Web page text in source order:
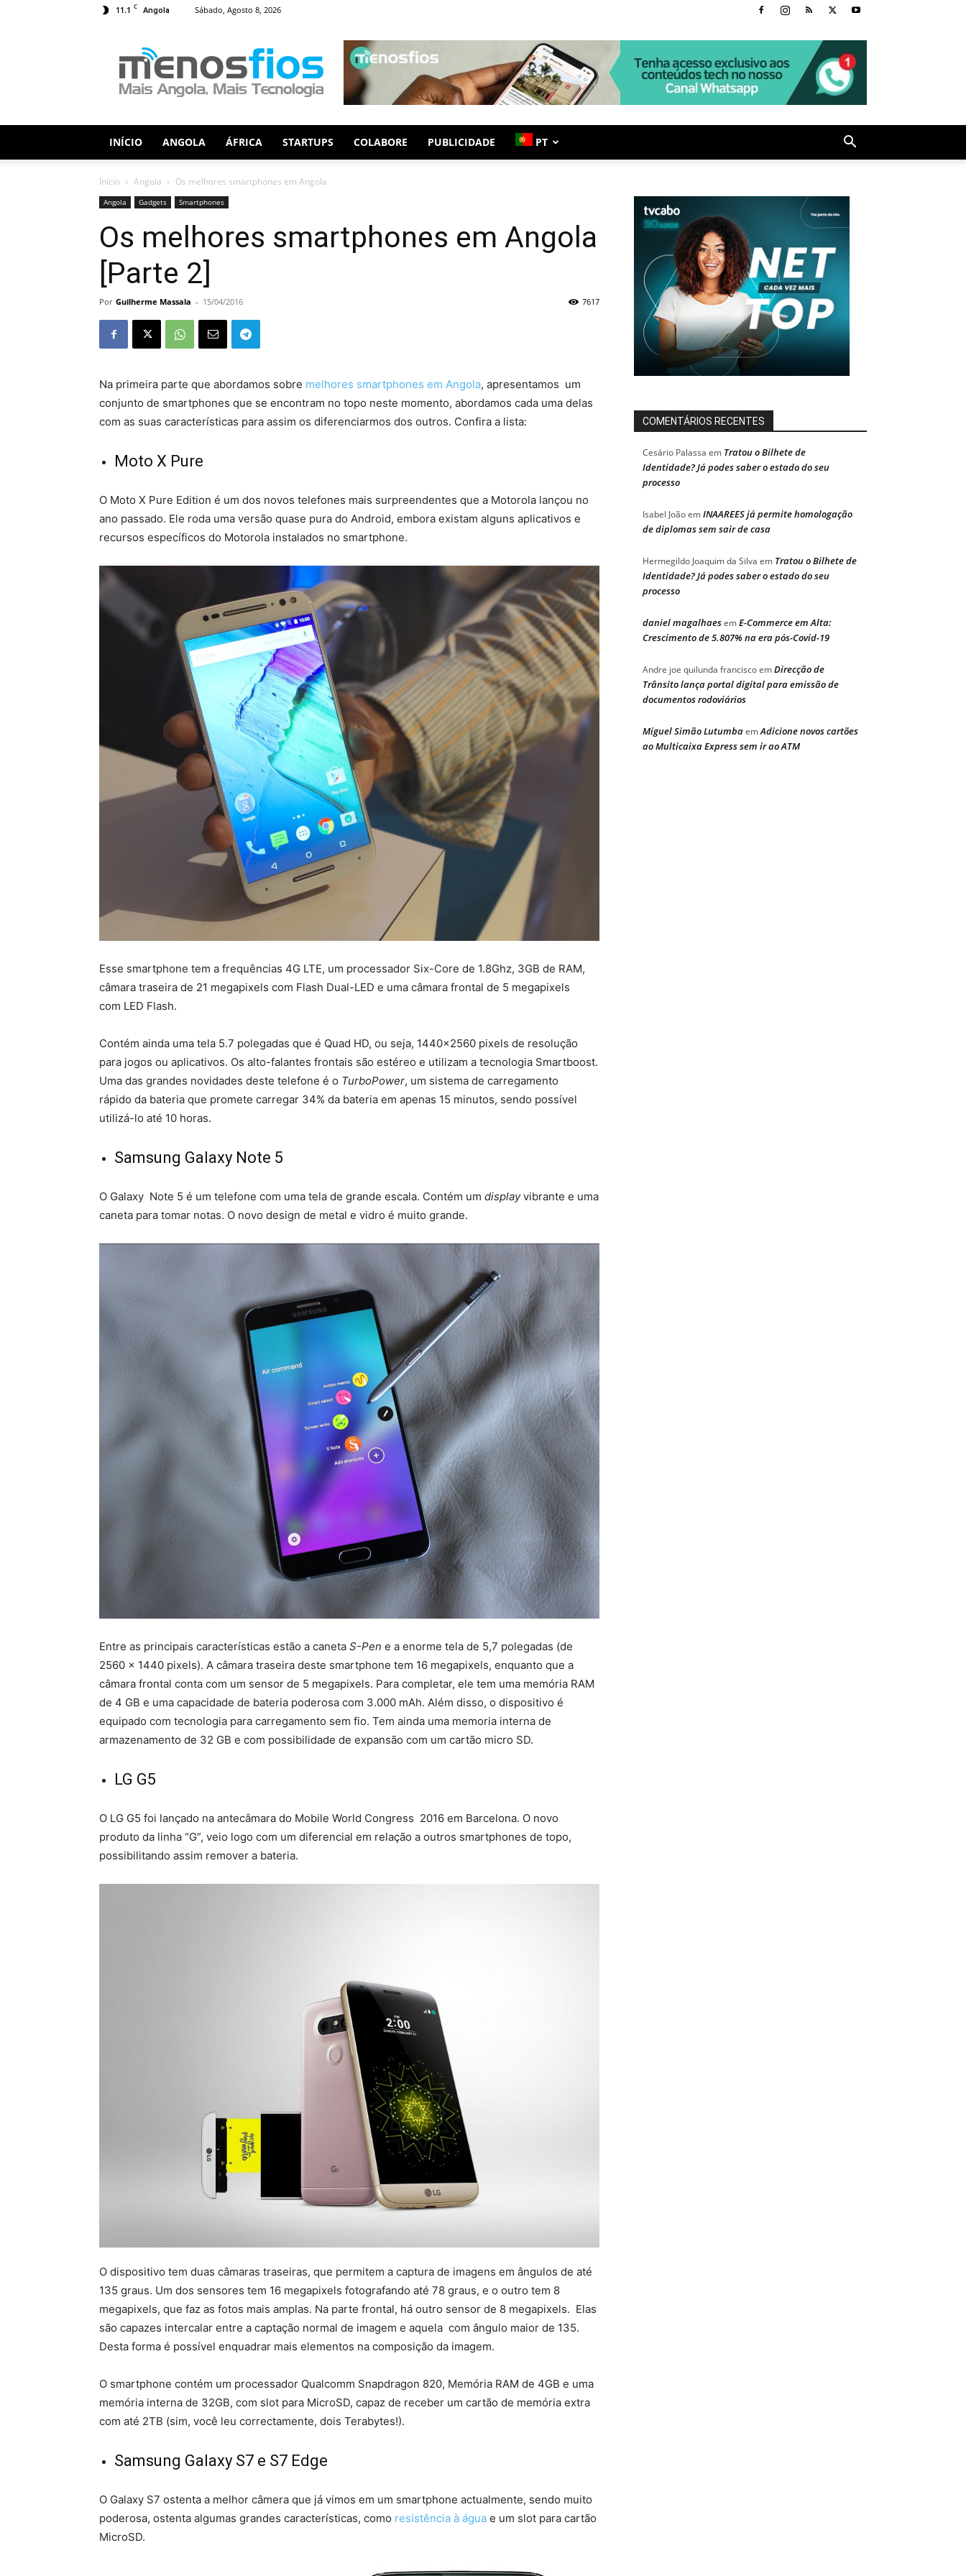
11.1 C Angola Sábado, Agosto 8, 2026
Fios
INÍCIO ANGOLA ÁFRICA STARTUPS COLABORE PUBLICIDADE PT
Início Angola Os melhores smartphones em Angola
Angola Gadgets Smartphones
Os melhores smartphones em Angola
[Parte 2]
Por Guilherme Massala - 15/04/2016 7617
Na primeira parte que abordamos sobre melhores smartphones em Angola, apresentamos um
conjunto de smartphones que se encontram no topo neste momento, abordamos cada uma delas
com as suas características para assim os diferenciarmos dos outros. Confira a lista:
Moto X Pure
O Moto X Pure Edition é um dos novos telefones mais surpreendentes que a Motorola lançou no
ano passado. Ele roda uma versão quase pura do Android, embora existam alguns aplicativos e
recursos específicos do Motorola instalados no smartphone.
Esse smartphone tem a frequências 4G LTE, um processador Six-Core de 1.8Ghz, 3GB de RAM,
câmara traseira de 21 megapixels com Flash Dual-LED e uma câmara frontal de 5 megapixels
com LED Flash.
Contém ainda uma tela 5.7 polegadas que é Quad HD, ou seja, 1440×2560 pixels de resolução
para jogos ou aplicativos. Os alto-falantes frontais são estéreo e utilizam a tecnologia Smartboost.
Uma das grandes novidades deste telefone é o TurboPower, um sistema de carregamento
rápido da bateria que promete carregar 34% da bateria em apenas 15 minutos, sendo possível
utilizá-lo até 10 horas.
Samsung Galaxy Note 5
O Galaxy Note 5 é um telefone com uma tela de grande escala. Contém um displayvibrante e uma
caneta para tomar notas. O novo design de metal e vidro é muito grande.
Entre as principais características estão a caneta S-Pen e a enorme tela de 5,7 polegadas (de
2560 × 1440 pixels). A câmara traseira deste smartphone tem 16 megapixels, enquanto que a
câmara frontal conta com um sensor de 5 megapixels. Para completar, ele tem uma memória RAM
de 4 GB e uma capacidade de bateria poderosa com 3.000 mAh. Além disso, o dispositivo é
equipado com tecnologia para carregamento sem fio. Tem ainda uma memoria interna de
armazenamento de 32 GB e com possibilidade de expansão com um cartão micro SD.
LG G5
O LG G5 foi lançado na antecâmara do Mobile World Congress 2016 em Barcelona. O novo
produto da linha “G”, veio logo com um diferencial em relação a outros smartphones de topo,
possibilitando assim remover a bateria.
O dispositivo tem duas câmaras traseiras, que permitem a captura de imagens em ângulos de até
135 graus. Um dos sensores tem 16 megapixels fotografando até 78 graus, e o outro tem 8
megapixels, que faz as fotos mais amplas. Na parte frontal, há outro sensor de 8 megapixels. Elas
são capazes intercalar entre a captação normal de imagem e aquela com ângulo maior de 135.
Desta forma é possível enquadrar mais elementos na composição da imagem.
O smartphone contém um processador Qualcomm Snapdragon 820, Memória RAM de 4GB e uma
memória interna de 32GB, com slot para MicroSD, capaz de receber um cartão de memória extra
com até 2TB (sim, você leu correctamente, dois Terabytes!).
Samsung Galaxy S7 e S7 Edge
O Galaxy S7 ostenta a melhor câmera que já vimos em um smartphone actualmente, sendo muito
poderosa, ostenta algumas grandes características, como resistência à água e um slot para cartão
MicroSD.
COMENTÁRIOS RECENTES
Cesário Palassa em Tratou o Bilhete de
Identidade? Já podes saber o estado do seu
processo
Isabel JoãoemINAAREES já permite homologação
de diplomas sem sair de casa
Hermegildo Joaquim da Silva em Tratou o Bilhete de
Identidade? Já podes saber o estado do seu
processo
daniel magalhaesemE-Commerce em Alta:
Crescimento de 5.807% na era pós-Covid-19
Andre joe quilunda franciscoemDirecção de
Trânsito lança portal digital para emissão de
documentos rodoviários
Miguel Simão LutumbaemAdicione novos cartões
ao Multicaixa Express sem ir ao ATM